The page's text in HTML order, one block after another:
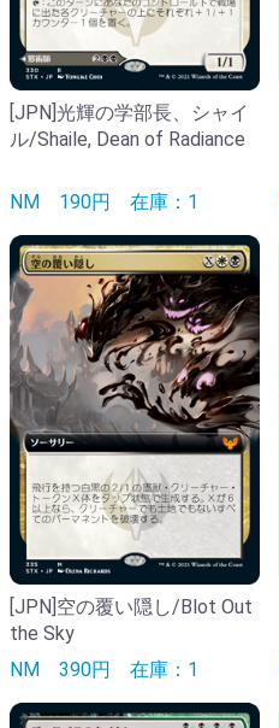
[JPN]光輝の学部長、シャイ
ル/Shaile, Dean of Radiance
NM 190円 在庫：1
[JPN]空の覆い隠し/Blot Out
the Sky
NM 390円 在庫：1